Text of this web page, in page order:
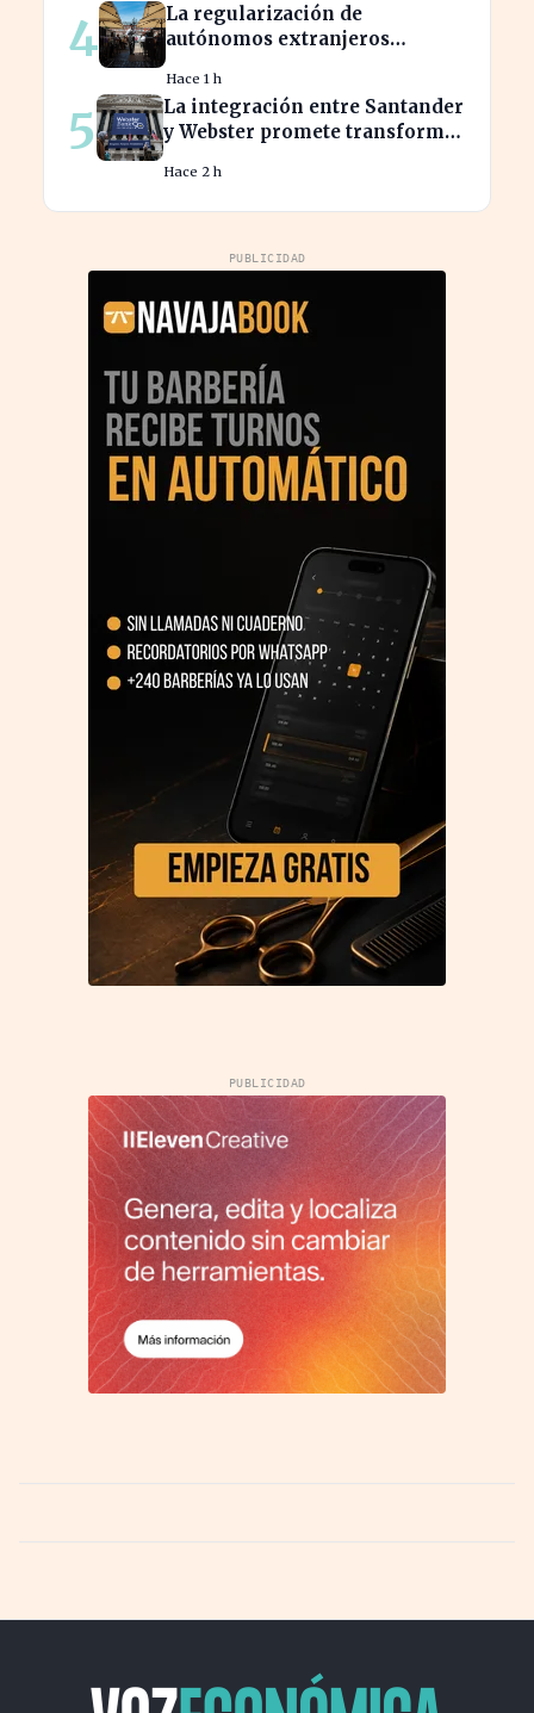
4
La regularización de
autónomos extranjeros
empleo turístico
Hace 1 h
5
La integración entre Santander
y Webster promete transformar
Hace 2 h
PUBLICIDAD
PUBLICIDAD